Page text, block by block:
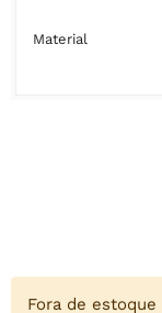
Material
Fora de estoque